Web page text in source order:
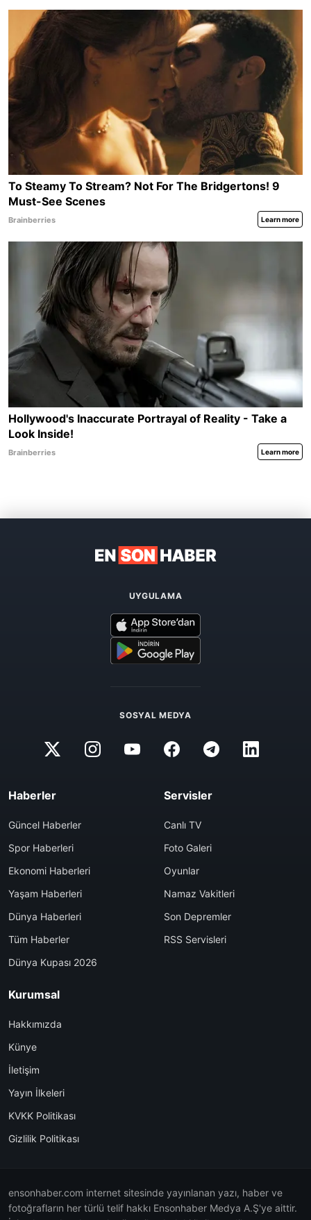
UYGULAMA
SOSYAL MEDYA
Haberler
Güncel Haberler
Spor Haberleri
Ekonomi Haberleri
Yaşam Haberleri
Dünya Haberleri
Tüm Haberler
Dünya Kupası 2026
Servisler
Canlı TV
Foto Galeri
Oyunlar
Namaz Vakitleri
Son Depremler
RSS Servisleri
Kurumsal
Hakkımızda
Künye
İletişim
Yayın İlkeleri
KVKK Politikası
Gizlilik Politikası
ensonhaber.com internet sitesinde yayınlanan yazı, haber ve
fotoğrafların her türlü telif hakkı Ensonhaber Medya A.Ş'ye aittir.